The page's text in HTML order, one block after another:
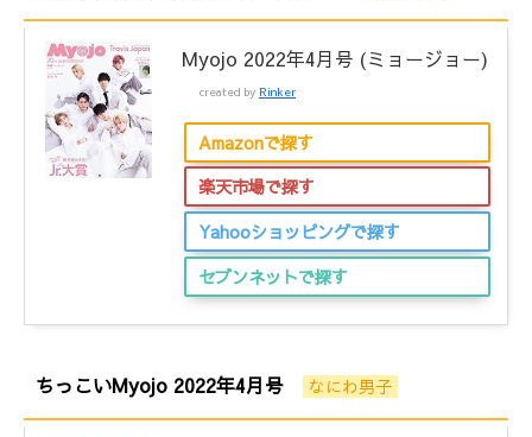
Myojo 2022年4月号 (ミョージョー)
created by Rinker
Amazonで探す
楽天市場で探す
Yahooショッピングで探す
セブンネットで探す
ちっこいMyojo 2022年4月号 なにわ男子